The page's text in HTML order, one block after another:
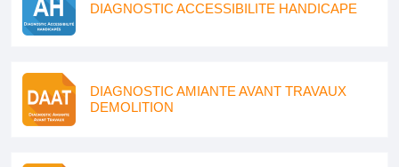
DIAGNOSTIC ACCESSIBILITE HANDICAPE
DIAGNOSTIC AMIANTE AVANT TRAVAUX
DEMOLITION